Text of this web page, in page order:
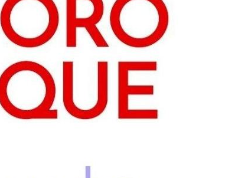
PPAP Design
Design FMEA
Result